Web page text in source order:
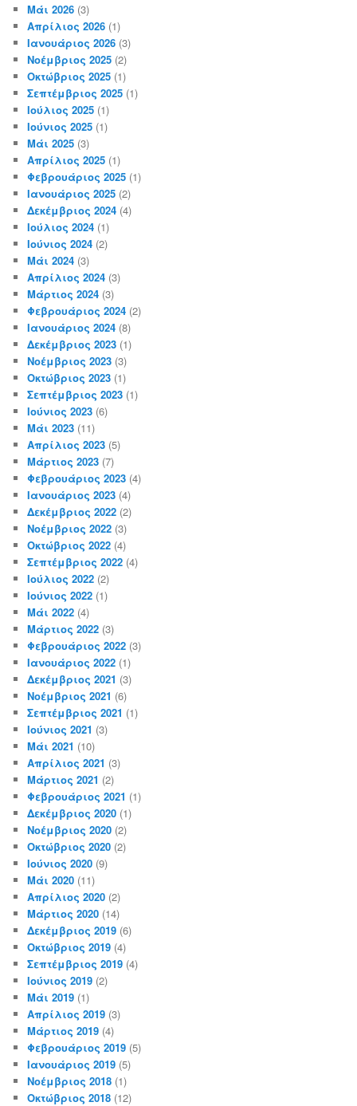
Μάι 2026 (3)
Απρίλιος 2026 (1)
Ιανουάριος 2026 (3)
Νοέμβριος 2025 (2)
Οκτώβριος 2025 (1)
Σεπτέμβριος 2025 (1)
Ιούλιος 2025 (1)
Ιούνιος 2025 (1)
Μάι 2025 (3)
Απρίλιος 2025 (1)
Φεβρουάριος 2025 (1)
Ιανουάριος 2025 (2)
Δεκέμβριος 2024 (4)
Ιούλιος 2024 (1)
Ιούνιος 2024 (2)
Μάι 2024 (3)
Απρίλιος 2024 (3)
Μάρτιος 2024 (3)
Φεβρουάριος 2024 (2)
Ιανουάριος 2024 (8)
Δεκέμβριος 2023 (1)
Νοέμβριος 2023 (3)
Οκτώβριος 2023 (1)
Σεπτέμβριος 2023 (1)
Ιούνιος 2023 (6)
Μάι 2023 (11)
Απρίλιος 2023 (5)
Μάρτιος 2023 (7)
Φεβρουάριος 2023 (4)
Ιανουάριος 2023 (4)
Δεκέμβριος 2022 (2)
Νοέμβριος 2022 (3)
Οκτώβριος 2022 (4)
Σεπτέμβριος 2022 (4)
Ιούλιος 2022 (2)
Ιούνιος 2022 (1)
Μάι 2022 (4)
Μάρτιος 2022 (3)
Φεβρουάριος 2022 (3)
Ιανουάριος 2022 (1)
Δεκέμβριος 2021 (3)
Νοέμβριος 2021 (6)
Σεπτέμβριος 2021 (1)
Ιούνιος 2021 (3)
Μάι 2021 (10)
Απρίλιος 2021 (3)
Μάρτιος 2021 (2)
Φεβρουάριος 2021 (1)
Δεκέμβριος 2020 (1)
Νοέμβριος 2020 (2)
Οκτώβριος 2020 (2)
Ιούνιος 2020 (9)
Μάι 2020 (11)
Απρίλιος 2020 (2)
Μάρτιος 2020 (14)
Δεκέμβριος 2019 (6)
Οκτώβριος 2019 (4)
Σεπτέμβριος 2019 (4)
Ιούνιος 2019 (2)
Μάι 2019 (1)
Απρίλιος 2019 (3)
Μάρτιος 2019 (4)
Φεβρουάριος 2019 (5)
Ιανουάριος 2019 (5)
Νοέμβριος 2018 (1)
Οκτώβριος 2018 (12)